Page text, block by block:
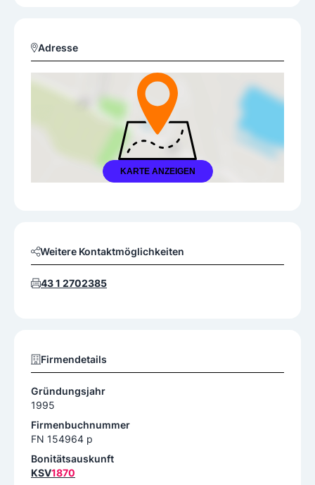
Adresse
KARTE ANZEIGEN
Weitere Kontaktmöglichkeiten
43 1 2702385
Firmendetails
Gründungsjahr
1995
Firmenbuchnummer
FN 154964 p
Bonitätsauskunft
KSV1870